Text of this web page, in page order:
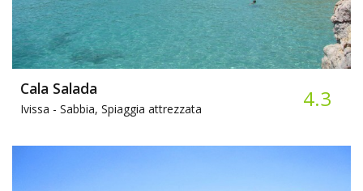
Cala Salada
Ivissa - Sabbia, Spiaggia attrezzata 4.3